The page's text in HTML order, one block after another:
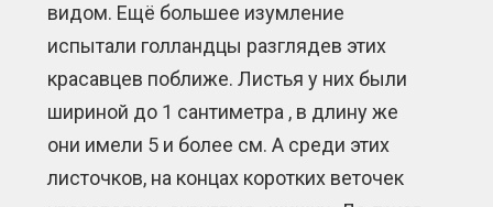
видом. Ещё большее изумление
испытали голландцы разглядев этих
красавцев поближе. Листья у них были
шириной до 1 сантиметра , в длину же
они имели 5 и более см. А среди этих
листочков, на концах коротких веточек